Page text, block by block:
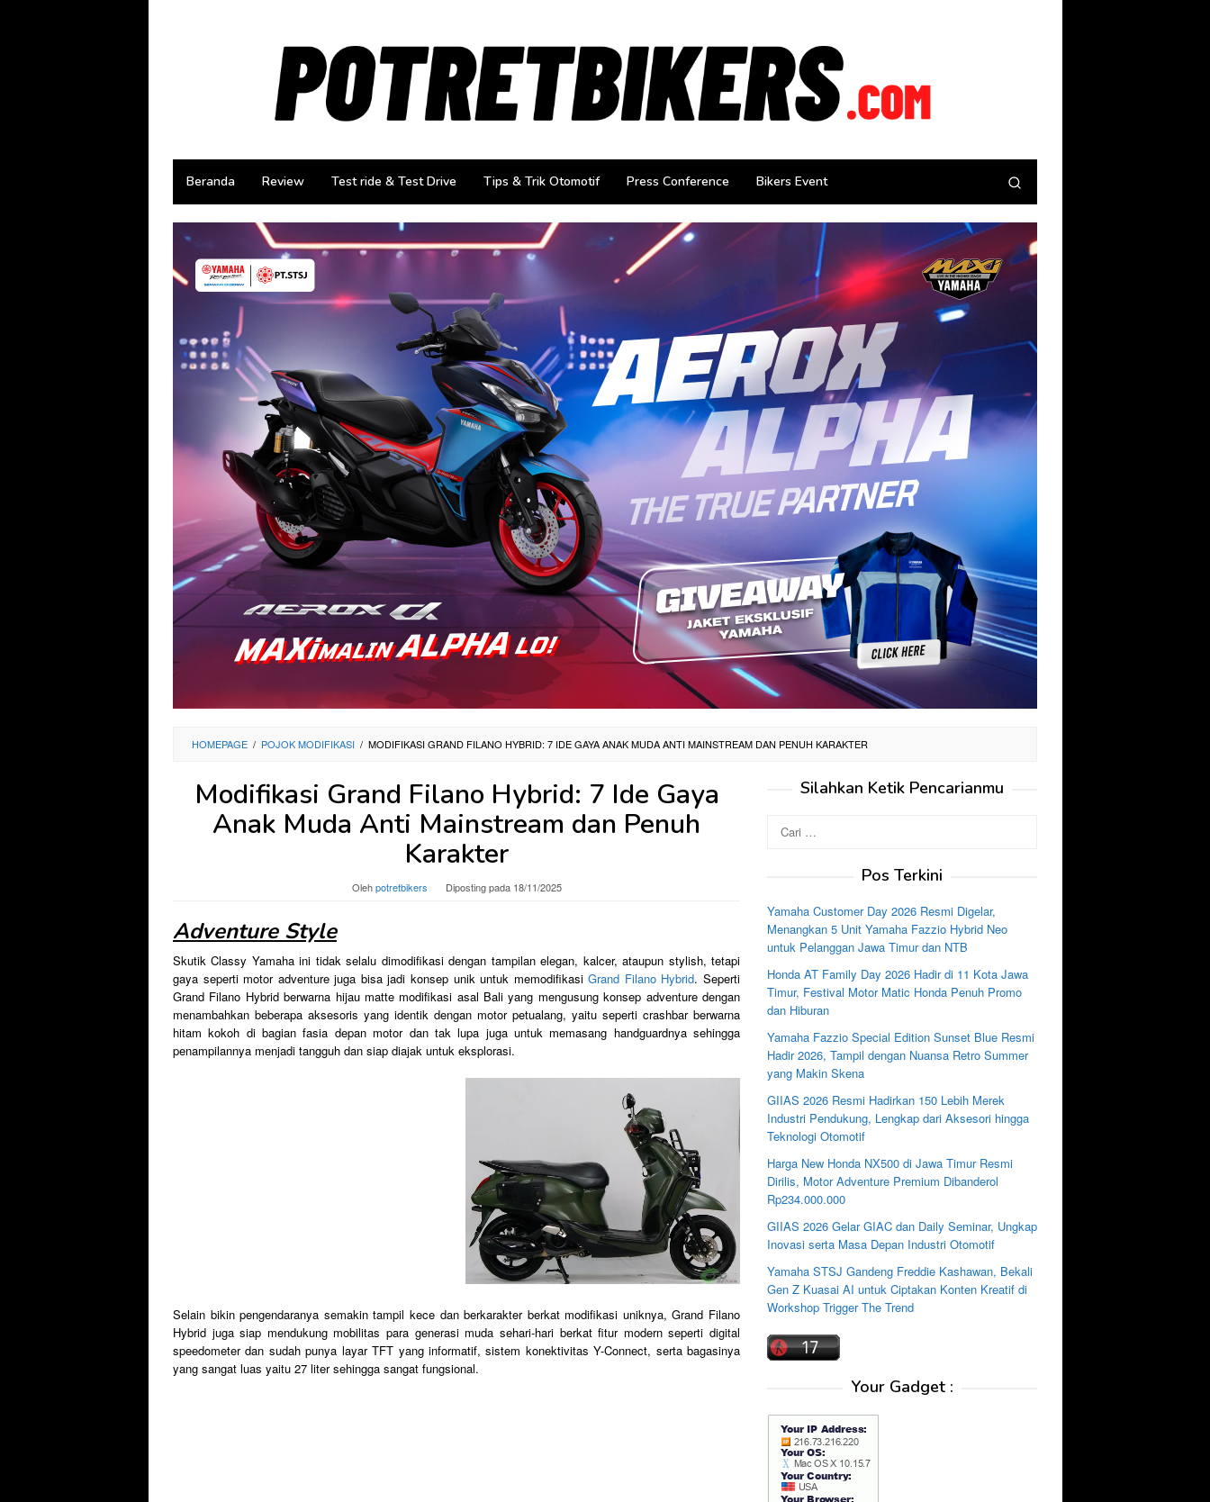
Beranda Review Test ride & Test Drive Tips & Trik Otomotif Press Conference Bikers Event
HOMEPAGE / POJOK MODIFIKASI / MODIFIKASI GRAND FILANO HYBRID: 7 IDE GAYA ANAK MUDA ANTI MAINSTREAM DAN PENUH KARAKTER
Modifikasi Grand Filano Hybrid: 7 Ide Gaya
Anak Muda Anti Mainstream dan Penuh
Karakter
Olehpotretbikers Diposting pada 18/11/2025
Adventure Style
Skutik Classy Yamaha ini tidak selalu dimodifikasi dengan tampilan elegan, kalcer, ataupun stylish, tetapi
gaya seperti motor adventure juga bisa jadi konsep unik untuk memodifikasiGrand Filano Hybrid. Seperti
Grand Filano Hybrid berwarna hijau matte modifikasi asal Bali yang mengusung konsep adventure dengan
menambahkan beberapa aksesoris yang identik dengan motor petualang, yaitu seperti crashbar berwarna
hitam kokoh di bagian fasia depan motor dan tak lupa juga untuk memasang handguardnya sehingga
penampilannya menjadi tangguh dan siap diajak untuk eksplorasi.
Selain bikin pengendaranya semakin tampil kece dan berkarakter berkat modifikasi uniknya, Grand Filano
Hybrid juga siap mendukung mobilitas para generasi muda sehari-hari berkat fitur modern seperti digital
speedometer dan sudah punya layar TFT yang informatif, sistem konektivitas Y-Connect, serta bagasinya
yang sangat luas yaitu 27 liter sehingga sangat fungsional.
Silahkan Ketik Pencarianmu
untuk:
Pos Terkini
Yamaha Customer Day 2026 Resmi Digelar,
Menangkan 5 Unit Yamaha Fazzio Hybrid Neo
untuk Pelanggan Jawa Timur dan NTB
Honda AT Family Day 2026 Hadir di 11 Kota Jawa
Timur, Festival Motor Matic Honda Penuh Promo
dan Hiburan
Yamaha Fazzio Special Edition Sunset Blue Resmi
Hadir 2026, Tampil dengan Nuansa Retro Summer
yang Makin Skena
GIIAS 2026 Resmi Hadirkan 150 Lebih Merek
Industri Pendukung, Lengkap dari Aksesori hingga
Teknologi Otomotif
Harga New Honda NX500 di Jawa Timur Resmi
Dirilis, Motor Adventure Premium Dibanderol
Rp234.000.000
GIIAS 2026 Gelar GIAC dan Daily Seminar, Ungkap
Inovasi serta Masa Depan Industri Otomotif
Yamaha STSJ Gandeng Freddie Kashawan, Bekali
Gen Z Kuasai AI untuk Ciptakan Konten Kreatif di
Workshop Trigger The Trend
Your Gadget :